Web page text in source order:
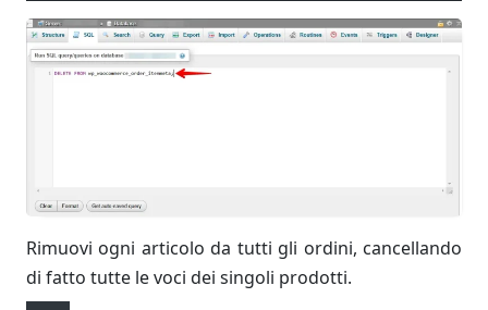
Rimuovi ogni articolo da tutti gli ordini, cancellando
di fatto tutte le voci dei singoli prodotti.